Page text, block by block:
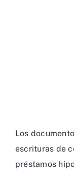
Los
escrituras de
préstamos